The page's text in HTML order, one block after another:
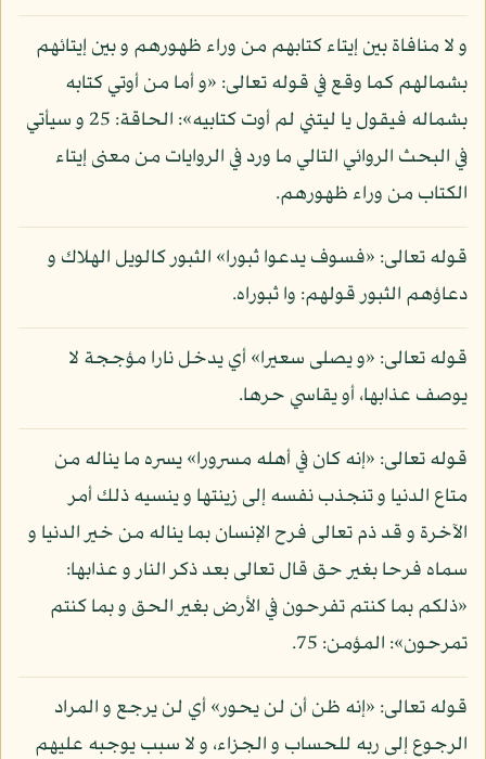
و لا منافاة بين إيتاء كتابهم من وراء ظهورهم و بين إيتائهم
بشمالهم كما وقع في قوله تعالى: «و أما من أوتي كتابه
بشماله فيقول يا ليتني لم أوت كتابيه»: الحاقة: 25 و سيأتي
في البحث الروائي التالي ما ورد في الروايات من معنى إيتاء
الكتاب من وراء ظهورهم.
قوله تعالى: «فسوف يدعوا ثبورا» الثبور كالويل الهلاك و
دعاؤهم الثبور قولهم: وا ثبوراه.
قوله تعالى: «و يصلى سعيرا» أي يدخل نارا مؤججة لا
يوصف عذابها، أو يقاسي حرها.
قوله تعالى: «إنه كان في أهله مسرورا» يسره ما يناله من
متاع الدنيا و تنجذب نفسه إلى زينتها و ينسيه ذلك أمر
الآخرة و قد ذم تعالى فرح الإنسان بما يناله من خير الدنيا و
سماه فرحا بغير حق قال تعالى بعد ذكر النار و عذابها:
«ذلكم بما كنتم تفرحون في الأرض بغير الحق و بما كنتم
تمرحون»: المؤمن: 75.
قوله تعالى: «إنه ظن أن لن يحور» أي لن يرجع و المراد
الرجوع إلى ربه للحساب و الجزاء، و لا سبب يوجبه عليهم